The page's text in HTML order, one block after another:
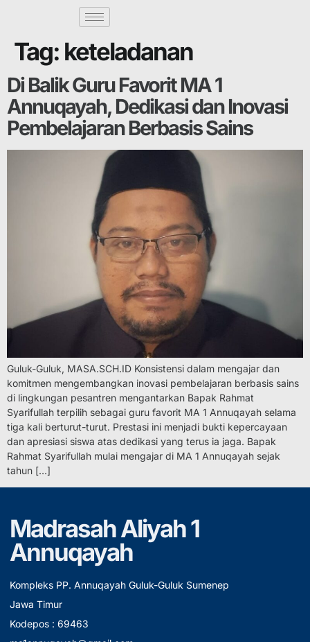
Tag: keteladanan
Di Balik Guru Favorit MA 1
Annuqayah, Dedikasi dan Inovasi
Pembelajaran Berbasis Sains
Guluk-Guluk, MASA.SCH.ID Konsistensi dalam mengajar dan
komitmen mengembangkan inovasi pembelajaran berbasis sains
di lingkungan pesantren mengantarkan Bapak Rahmat
Syarifullah terpilih sebagai guru favorit MA 1 Annuqayah selama
tiga kali berturut-turut. Prestasi ini menjadi bukti kepercayaan
dan apresiasi siswa atas dedikasi yang terus ia jaga. Bapak
Rahmat Syarifullah mulai mengajar di MA 1 Annuqayah sejak
tahun […]
Madrasah Aliyah 1
Annuqayah
Kompleks PP. Annuqayah Guluk-Guluk Sumenep
Jawa Timur
Kodepos : 69463